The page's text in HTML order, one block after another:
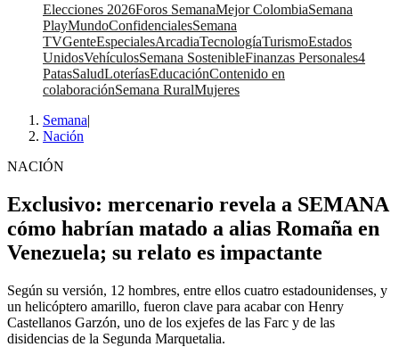
Elecciones 2026Foros SemanaMejor ColombiaSemana
PlayMundoConfidencialesSemana
TVGenteEspecialesArcadiaTecnologíaTurismoEstados
UnidosVehículosSemana SostenibleFinanzas Personales4
PatasSaludLoteríasEducaciónContenido en
colaboraciónSemana RuralMujeres
Semana|
Nación
NACIÓN
Exclusivo: mercenario revela a SEMANA
cómo habrían matado a alias Romaña en
Venezuela; su relato es impactante
Según su versión, 12 hombres, entre ellos cuatro estadounidenses, y
un helicóptero amarillo, fueron clave para acabar con Henry
Castellanos Garzón, uno de los exjefes de las Farc y de las
disidencias de la Segunda Marquetalia.